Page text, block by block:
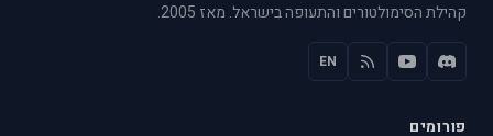
קהילת הסימולטורים והתעופה בישראל. מאז 2005.
EN
פורומים